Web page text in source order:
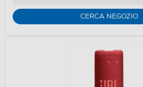
CERCA NEGOZIO